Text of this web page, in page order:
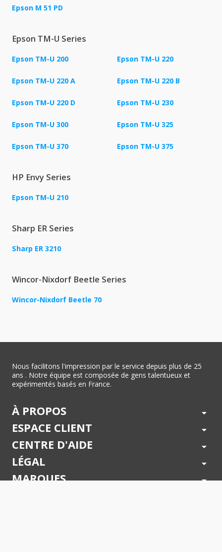
Epson M 51 PD
Epson TM-U Series
Epson TM-U 200 Epson TM-U 220
Epson TM-U 220 A Epson TM-U 220 B
Epson TM-U 220 D Epson TM-U 230
Epson TM-U 300 Epson TM-U 325
Epson TM-U 370 Epson TM-U 375
HP Envy Series
Epson TM-U 210
Sharp ER Series
Sharp ER 3210
Wincor-Nixdorf Beetle Series
Wincor-Nixdorf Beetle 70
Nous facilitons l'impression par le service depuis plus de 25
ans . Notre équipe est composée de gens talentueux et
expérimentés basés en France.
À PROPOS arrow_drop_down
ESPACE CLIENT arrow_drop_down
CENTRE D'AIDE arrow_drop_down
LÉGAL arrow_drop_down
MARQUES arrow_drop_down